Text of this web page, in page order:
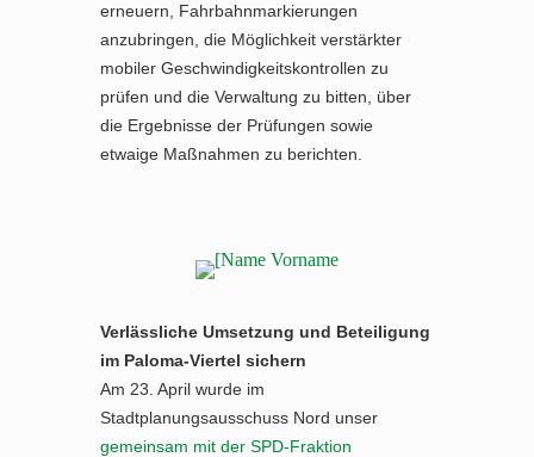
erneuern, Fahrbahnmarkierungen
anzubringen, die Möglichkeit verstärkter
mobiler Geschwindigkeitskontrollen zu
prüfen und die Verwaltung zu bitten, über
die Ergebnisse der Prüfungen sowie
etwaige Maßnahmen zu berichten.
Verlässliche Umsetzung und Beteiligung
im Paloma-Viertel sichern
Am 23. April wurde im
Stadtplanungsausschuss Nord unser
gemeinsam mit der SPD-Fraktion